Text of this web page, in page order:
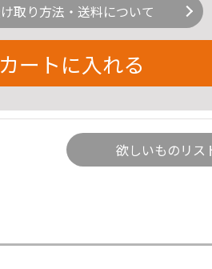
取り方法・送料について
カートに入れる
欲しいものリス